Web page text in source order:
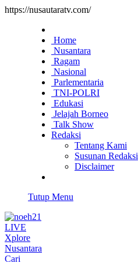
https://nusautaratv.com/
Home
Nusantara
Ragam
Nasional
Parlementaria
TNI-POLRI
Edukasi
Jelajah Borneo
Talk Show
Redaksi
Tentang Kami
Susunan Redaksi
Disclaimer
Tutup Menu
LIVE
Xplore
Nusantara
Cari